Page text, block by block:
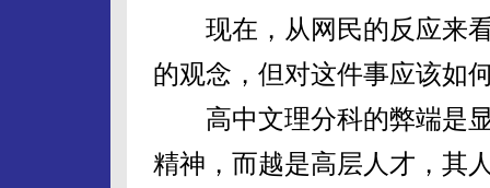
现在，从网民的反应来看
的观念，但对这件事应该如
高中文理分科的弊端是显
精神，而越是高层人才，其